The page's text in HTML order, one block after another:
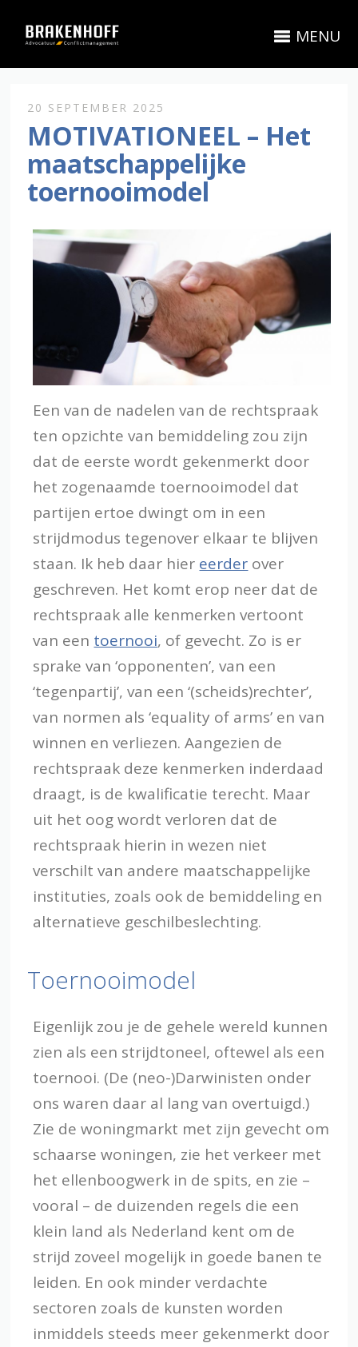
MENU
20 SEPTEMBER 2025
MOTIVATIONEEL – Het
maatschappelijke
toernooimodel
Een van de nadelen van de rechtspraak
ten opzichte van bemiddeling zou zijn
dat de eerste wordt gekenmerkt door
het zogenaamde toernooimodel dat
partijen ertoe dwingt om in een
strijdmodus tegenover elkaar te blijven
staan. Ik heb daar hier eerder over
geschreven. Het komt erop neer dat de
rechtspraak alle kenmerken vertoont
van een toernooi, of gevecht. Zo is er
sprake van ‘opponenten’, van een
‘tegenpartij’, van een ‘(scheids)rechter’,
van normen als ‘equality of arms’ en van
winnen en verliezen. Aangezien de
rechtspraak deze kenmerken inderdaad
draagt, is de kwalificatie terecht. Maar
uit het oog wordt verloren dat de
rechtspraak hierin in wezen niet
verschilt van andere maatschappelijke
instituties, zoals ook de bemiddeling en
alternatieve geschilbeslechting.
Toernooimodel
Eigenlijk zou je de gehele wereld kunnen
zien als een strijdtoneel, oftewel als een
toernooi. (De (neo-)Darwinisten onder
ons waren daar al lang van overtuigd.)
Zie de woningmarkt met zijn gevecht om
schaarse woningen, zie het verkeer met
het ellenboogwerk in de spits, en zie –
vooral – de duizenden regels die een
klein land als Nederland kent om de
strijd zoveel mogelijk in goede banen te
leiden. En ook minder verdachte
sectoren zoals de kunsten worden
inmiddels steeds meer gekenmerkt door